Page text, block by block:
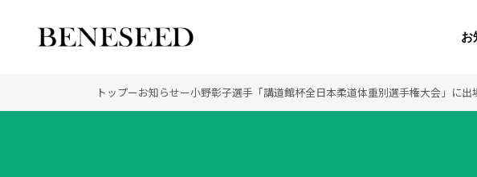
公式オンラインショップ
ビジネスサイト
お
トップーお知らせー小野彰子選手「講道館杯全日本柔道体重別選手権大会」に出